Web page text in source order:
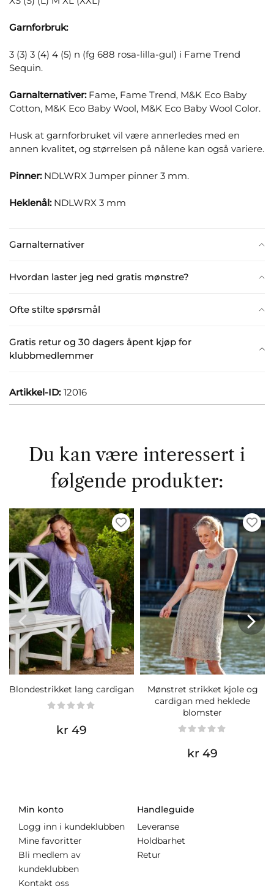
Garnalternativer
Hvordan laster jeg ned gratis mønstre?
Ofte stilte spørsmål
Gratis retur og 30 dagers åpent kjøp for
klubbmedlemmer
Garnforbruk:
3 (3) 3 (4) 4 (5) n (fg 688 rosa-lilla-gul) i Fame Trend
Sequin.
Garnalternativer:Fame, Fame Trend, M&K Eco Baby
Cotton, M&K Eco Baby Wool, M&K Eco Baby Wool Color.
Husk at garnforbruket vil være annerledes med en
annen kvalitet, og størrelsen på nålene kan også variere.
Pinner:NDLWRX Jumper pinner 3 mm.
Heklenål:NDLWRX 3 mm
Artikkel-ID: 12016
Du kan være interessert i
følgende produkter:
Blondestrikket lang cardigan
kr 49
Mønstret strikket kjole og
cardigan med heklede
blomster
kr 49
Min konto
Logg inn i kundeklubben
Mine favoritter
Bli medlem av
kundeklubben
Kontakt oss
Handleguide
Leveranse
Holdbarhet
Retur